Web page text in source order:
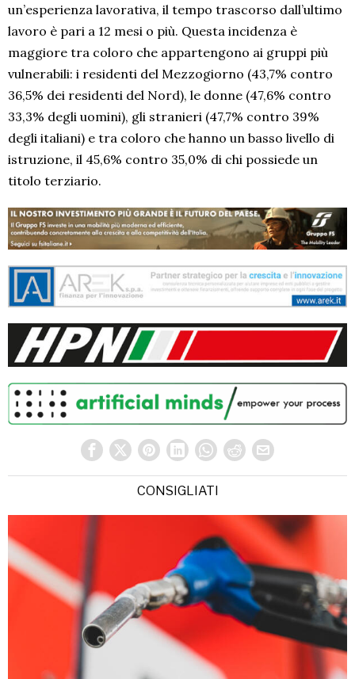
un’esperienza lavorativa, il tempo trascorso dall’ultimo
lavoro è pari a 12 mesi o più. Questa incidenza è
maggiore tra coloro che appartengono ai gruppi più
vulnerabili: i residenti del Mezzogiorno (43,7% contro
36,5% dei residenti del Nord), le donne (47,6% contro
33,3% degli uomini), gli stranieri (47,7% contro 39%
degli italiani) e tra coloro che hanno un basso livello di
istruzione, il 45,6% contro 35,0% di chi possiede un
titolo terziario.
CONSIGLIATI